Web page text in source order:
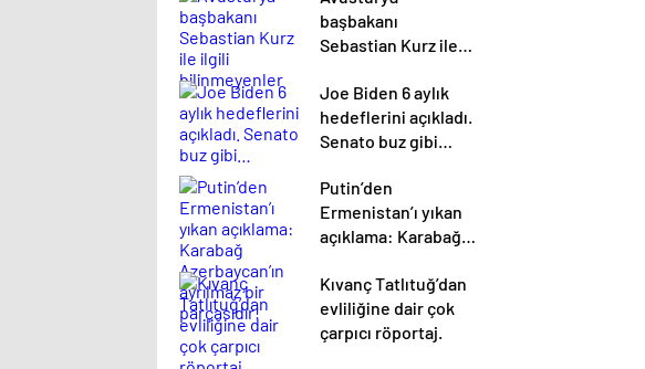
başbakanı
Sebastian Kurz ile
Joe Biden 6 aylık
hedeflerini açıkladı.
Senato buz gibi…
Putin’den
Ermenistan’ı yıkan
açıklama: Karabağ
ayrılmaz bir
parçasıdır!
Kıvanç Tatlıtuğ’dan
evliliğine dair çok
çarpıcı röportaj.